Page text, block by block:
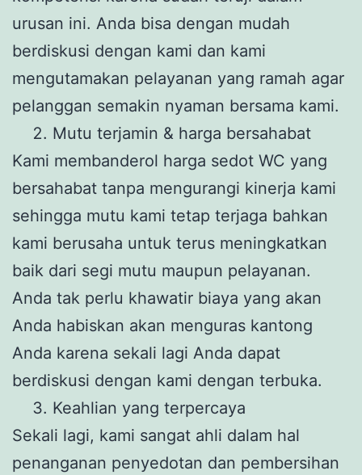
urusan ini. Anda bisa dengan mudah
berdiskusi dengan kami dan kami
mengutamakan pelayanan yang ramah agar
pelanggan semakin nyaman bersama kami.
Mutu terjamin & harga bersahabat
Kami membanderol harga sedot WC yang
bersahabat tanpa mengurangi kinerja kami
sehingga mutu kami tetap terjaga bahkan
kami berusaha untuk terus meningkatkan
baik dari segi mutu maupun pelayanan.
Anda tak perlu khawatir biaya yang akan
Anda habiskan akan menguras kantong
Anda karena sekali lagi Anda dapat
berdiskusi dengan kami dengan terbuka.
Keahlian yang terpercaya
Sekali lagi, kami sangat ahli dalam hal
penanganan penyedotan dan pembersihan